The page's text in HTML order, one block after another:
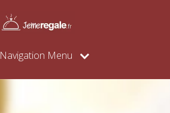
Navigation Menu